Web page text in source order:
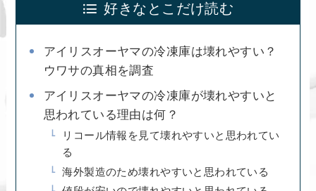
好きなとこだけ読む
アイリスオーヤマの冷凍庫は壊れやすい？
ウワサの真相を調査
アイリスオーヤマの冷凍庫が壊れやすいと
思われている理由は何？
リコール情報を見て壊れやすいと思われてい
る
海外製造のため壊れやすいと思われている